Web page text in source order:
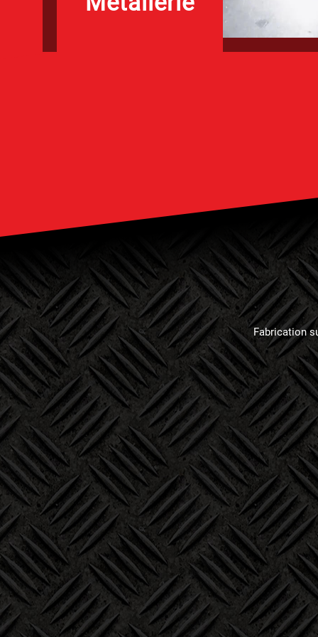
Fabrication